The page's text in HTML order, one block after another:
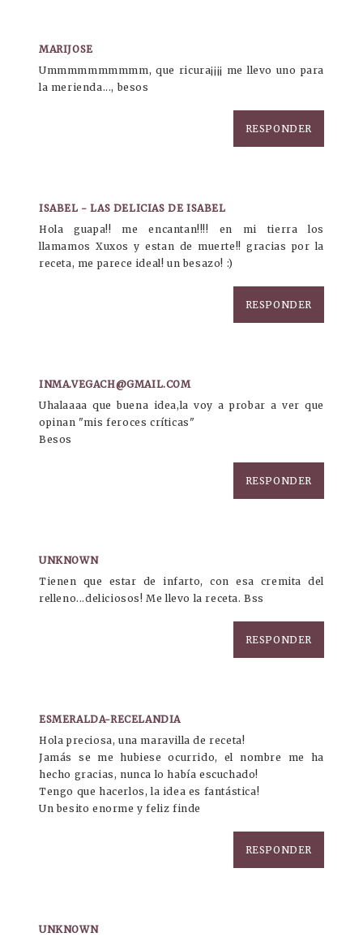
MARIJOSE
Ummmmmmmmmm, que ricura¡¡¡¡ me llevo uno para
la merienda..., besos
RESPONDER
ISABEL - LAS DELICIAS DE ISABEL
Hola guapa!! me encantan!!!! en mi tierra los
llamamos Xuxos y estan de muerte!! gracias por la
receta, me parece ideal! un besazo! :)
RESPONDER
INMA.VEGACH@GMAIL.COM
Uhalaaaa que buena idea,la voy a probar a ver que
opinan "mis feroces críticas"
Besos
RESPONDER
UNKNOWN
Tienen que estar de infarto, con esa cremita del
relleno...deliciosos! Me llevo la receta. Bss
RESPONDER
ESMERALDA-RECELANDIA
Hola preciosa, una maravilla de receta!
Jamás se me hubiese ocurrido, el nombre me ha
hecho gracias, nunca lo había escuchado!
Tengo que hacerlos, la idea es fantástica!
Un besito enorme y feliz finde
RESPONDER
UNKNOWN